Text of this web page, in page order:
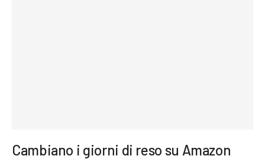
Cambiano i giorni di reso su Amazon